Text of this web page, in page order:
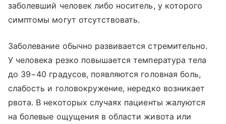
заболевший человек либо носитель, у которого
симптомы могут отсутствовать.
Заболевание обычно развивается стремительно.
У человека резко повышается температура тела
до 39−40 градусов, появляются головная боль,
слабость и головокружение, нередко возникает
рвота. В некоторых случаях пациенты жалуются
на болевые ощущения в области живота или